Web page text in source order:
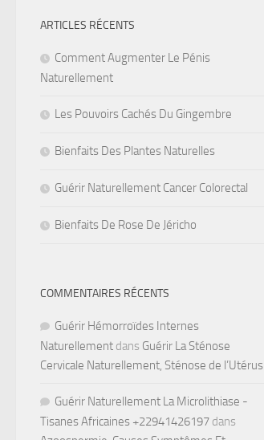
ARTICLES RÉCENTS
Comment Augmenter Le Pénis
Naturellement
Les Pouvoirs Cachés Du Gingembre
Bienfaits Des Plantes Naturelles
Guérir Naturellement Cancer Colorectal
Bienfaits De Rose De Jéricho
COMMENTAIRES RÉCENTS
Guérir Hémorroïdes Internes
Naturellement dans Guérir La Sténose
Cervicale Naturellement, Sténose de l’Utérus
Guérir Naturellement La Microlithiase -
Tisanes Africaines +22941426197 dans